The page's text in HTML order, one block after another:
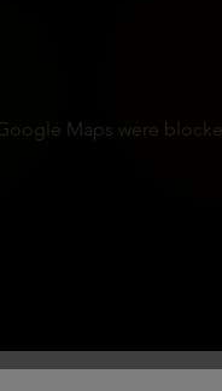
Maps were